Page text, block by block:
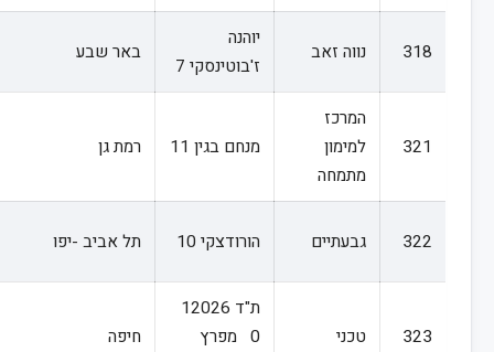
318 נווה זאב
יוהנה
ז'בוטינסקי 7
באר שבע
321
המרכז
למימון
מתמחה
מנחם בגין 11 רמת גן
322 גבעתיים הורודצקי 10 תל אביב -יפו
323 טכני
ת"ד 12026
0 מפרץ
חיפה